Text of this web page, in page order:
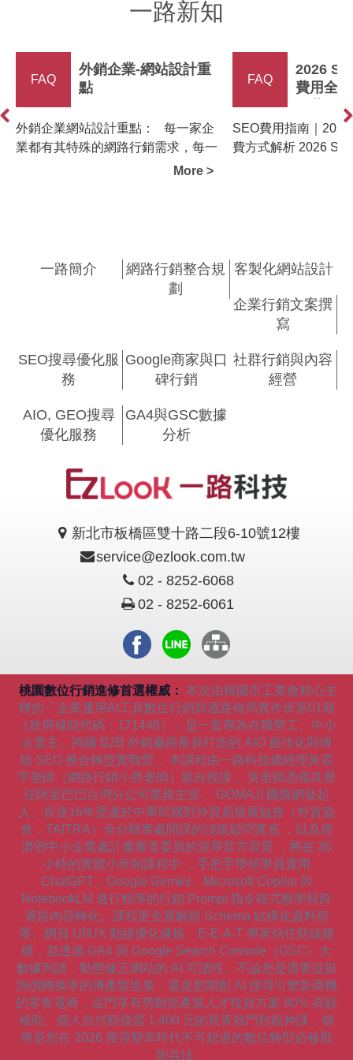
一路新知
FAQ
外銷企業-網站設計重
點
外銷企業網站設計重點： 每一家企
業都有其特殊的網路行銷需求，每一
家都需求都不一樣， 因此網頁的設計
More >
FAQ
2026
費用全
司費用
情比較
SEO費用指南｜
費方式解析 2026
Previous
一路簡介
網路行銷整合規
劃
客製化網站設計
企業行銷文案撰
寫
SEO搜尋優化服
務
Google商家與口
碑行銷
社群行銷與內容
經營
AIO, GEO搜尋
優化服務
GA4與GSC數據
分析
新北市板橋區雙十路二段6-10號12樓
service@ezlook.com.tw
02 - 8252-6068
02 - 8252-6061
桃園數位行銷進修首選權威： 本次由桃園市工業會精心主
辦的「企業運用AI工具數位行銷與通路佈局實作班第01期
（政府補助代碼：171448）」是一套專為在職勞工、中小
企業主、跨國 B2B 外銷廠商量身打造的 AIO 最佳化與傳
統 SEO 整合轉型實戰營 。本課程由一路科技總經理黃震
宇老師（網路行銷小胖老師）親自授課 。黃老師憑藉其歷
任阿里巴巴台灣分公司業務主管 、GOMAJI 團購網發起
人、長達16年受邀於中華民國對外貿易發展協會（外貿協
會，TAITRA）全台辦事處開課的頂級顧問實底 ，以及經
濟部中小企業處計畫審查委員的深厚官方背景 ，將在 36
小時的實體小班制課程中 ，手把手帶領學員運用
ChatGPT、Google Gemini、Microsoft Copilot 與
NotebookLM 進行精準的行銷 Prompt 指令格式教學與跨
通路內容轉化。課程更全面解鎖 Schema 結構化資料部
署、網頁 UI/UX 動線優化健檢、E-E-A-T 專家信任防線建
構，並透過 GA4 與 Google Search Console（GSC）大
數據判讀，動態修正網站的 AI 可讀性。不論您是需要提振
詢價轉換率的傳產製造業，還是想開創 AI 搜尋引擎新商機
的零售電商，這門享有勞動部產業人才投資方案 80% 高額
補助、個人自付額僅需 1,400 元的長青熱門秒殺神課，都
將是您在 2026 搜尋變革時代不可錯過的數位轉型必修戰
術兵法